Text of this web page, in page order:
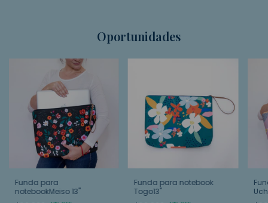
Oportunidades
Funda para
notebookMeiso 13"
Funda para notebook
Togo13"